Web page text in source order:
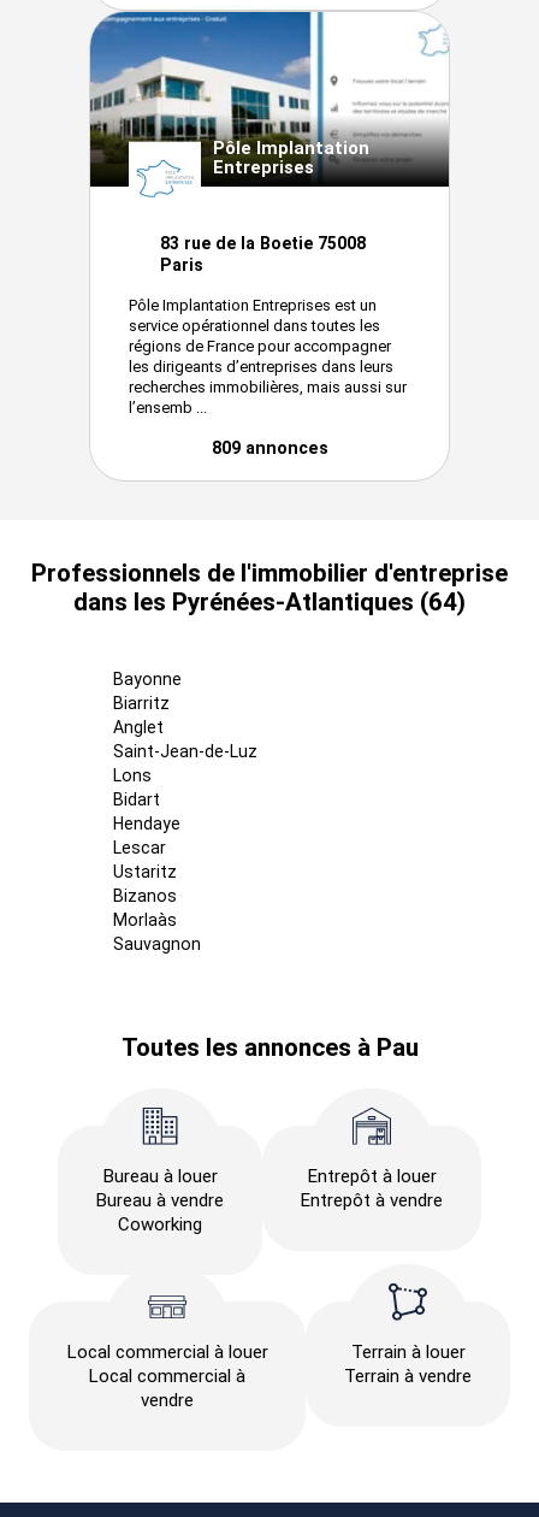
Pôle Implantation
Entreprises
83 rue de la Boetie 75008
Paris
Pôle Implantation Entreprises est un
service opérationnel dans toutes les
régions de France pour accompagner
les dirigeants d’entreprises dans leurs
recherches immobilières, mais aussi sur
l’ensemb ...
809 annonces
Professionnels de l'immobilier d'entreprise
dans les Pyrénées-Atlantiques (64)
Bayonne
Biarritz
Anglet
Saint-Jean-de-Luz
Lons
Bidart
Hendaye
Lescar
Ustaritz
Bizanos
Morlaàs
Sauvagnon
Toutes les annonces à Pau
Bureau à louer
Bureau à vendre
Coworking
Entrepôt à louer
Entrepôt à vendre
Local commercial à louer
Local commercial à
vendre
Terrain à louer
Terrain à vendre